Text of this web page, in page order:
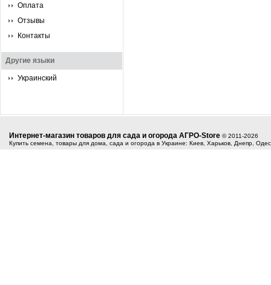
Оплата
Отзывы
Контакты
Другие языки
Украинский
Интернет-магазин товаров для сада и огорода АГРО-Store © 2011-2026
Купить семена, товары для дома, сада и огорода в Украине: Киев, Харьков, Днепр,